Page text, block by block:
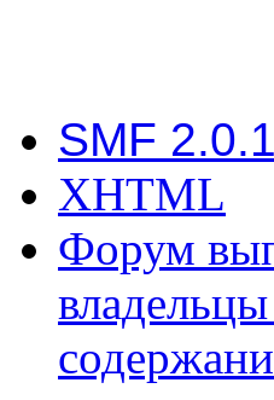
SMF
XHTML
Форум